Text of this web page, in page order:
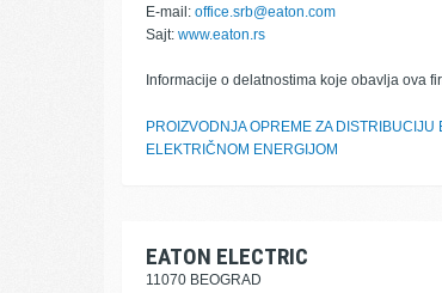
E-mail: office.srb@eaton.com
Sajt: www.eaton.rs
Informacije o delatnostima koje obavlja ova
PROIZVODNJA OPREME ZA
ELEKTRIČNOM ENERGIJOM
EATON ELECTRIC
11070 BEOGRAD